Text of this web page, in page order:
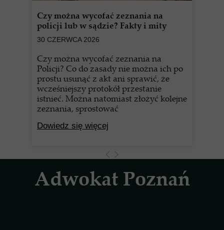
Adwokat Poznań
Czy można wycofać zeznania na
policji lub w sądzie? Fakty i mity
30 CZERWCA 2026
Czy można wycofać zeznania na
Policji? Co do zasady nie można ich po
prostu usunąć z akt ani sprawić, że
wcześniejszy protokół przestanie
istnieć. Można natomiast złożyć kolejne
zeznania, sprostować
Dowiedz się więcej